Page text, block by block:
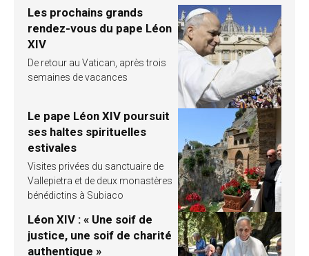
Les prochains grands
rendez-vous du pape Léon
XIV
De retour au Vatican, après trois
semaines de vacances
Le pape Léon XIV poursuit
ses haltes spirituelles
estivales
Visites privées du sanctuaire de
Vallepietra et de deux monastères
bénédictins à Subiaco
Léon XIV : « Une soif de
justice, une soif de charité
authentique »